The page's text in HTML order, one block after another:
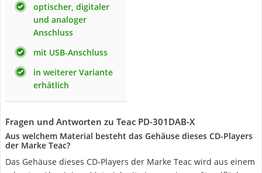
optischer, digitaler
und analoger
Anschluss
mit USB-Anschluss
in weiterer Variante
erhätlich
Fragen und Antworten zu Teac PD-301DAB-X
Aus welchem Material besteht das Gehäuse dieses CD-Players
der Marke Teac?
Das Gehäuse dieses CD-Players der Marke Teac wird aus einem